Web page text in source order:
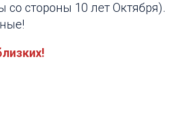
со стороны 10 лет Октября).